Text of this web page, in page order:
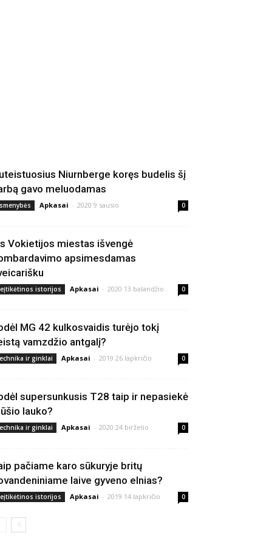
Niurnberge koręs budelis šį
gavo meluodamas
Apkasai - 2020 9 sausio 0
Vokietijos miestas išvengė
apsimesdamas
istorijos Apkasai - 2020 13 balandžio 0
MG 42 kulkosvaidis turėjo tokį
vamzdžio antgalį?
ir ginklai Apkasai - 2019 26 lapkričio 0
supersunkusis T28 taip ir nepasiekė
lauko?
ir ginklai Apkasai - 2020 24 birželio 0
pačiame karo sūkuryje britų
laive gyveno elnias?
istorijos Apkasai - 2019 14 lapkričio 0